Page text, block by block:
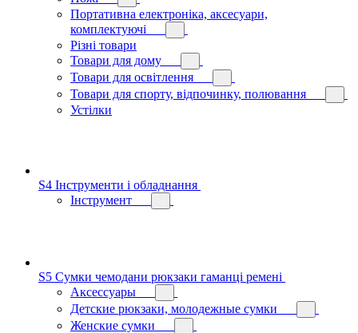
Портативна електроніка, аксесуари,
комплектуючі
Різні товари
Товари для дому
Товари для освітлення
Товари для спорту, відпочинку, полювання
Устілки
S4 Інструменти і обладнання
Інструмент
S5 Сумки чемодани рюкзаки гаманці ремені
Аксессуары
Детские рюкзаки, молодежные сумки
Женские сумки